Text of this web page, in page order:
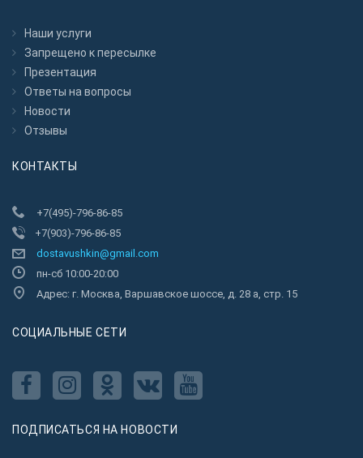
Наши услуги
Запрещено к пересылкe
Презентация
Ответы на вопросы
Новости
Отзывы
КОНТАКТЫ
+7(495)-796-86-85
+7(903)-796-86-85
dostavushkin@gmail.com
пн-сб 10:00-20:00
Адрес: г. Москва, Варшавское шоссе, д. 28 а, стр. 15
CОЦИАЛЬНЫЕ СЕТИ
ПОДПИСАТЬСЯ НА НОВОСТИ